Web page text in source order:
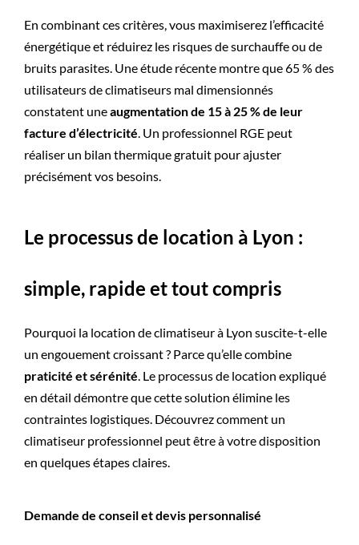
En combinant ces critères, vous maximiserez l’efficacité
énergétique et réduirez les risques de surchauffe ou de
bruits parasites. Une étude récente montre que 65 % des
utilisateurs de climatiseurs mal dimensionnés
constatent uneaugmentation de 15 à 25 % de leur
facture d’électricité . Un professionnel RGE peut
réaliser un bilan thermique gratuit pour ajuster
précisément vos besoins.
Le processus de location à Lyon ​​​​:
simple, rapide et tout compris
Pourquoi la location de climatiseur à Lyon ​​​​suscite-t-elle
un engouement croissant ? Parce qu’elle combine
praticité et sérénité . Le processus de location expliqué
en détail démontre que cette solution élimine les
contraintes logistiques. Découvrez comment un
climatiseur professionnel peut être à votre disposition
en quelques étapes claires.
Demande de conseil et devis personnalisé